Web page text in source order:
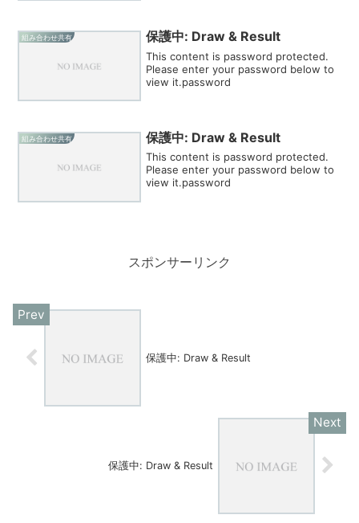
組み合わせ共有 保護中: Draw & Result
This content is password protected.
Please enter your password below to
view it.password
組み合わせ共有 保護中: Draw & Result
This content is password protected.
Please enter your password below to
view it.password
スポンサーリンク
保護中: Draw & Result
保護中: Draw & Result